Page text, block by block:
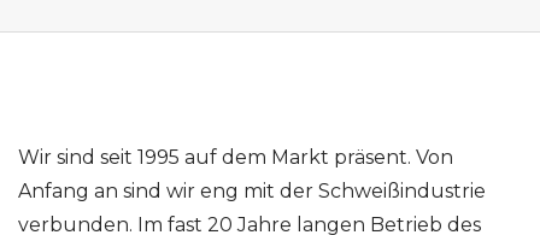
Wir sind seit 1995 auf dem Markt präsent. Von
Anfang an sind wir eng mit der Schweißindustrie
verbunden. Im fast 20 Jahre langen Betrieb des